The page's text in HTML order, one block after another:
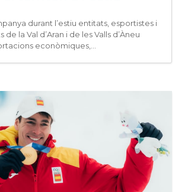
durant l’estiu entitats, esportistes i
la Val d’Aran i de les Valls d’Àneu
econòmiques,...